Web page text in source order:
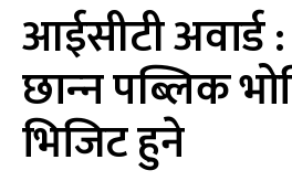
आईसीटी अवार्ड :
छान्‍न पब्लिक
भिजिट हुने